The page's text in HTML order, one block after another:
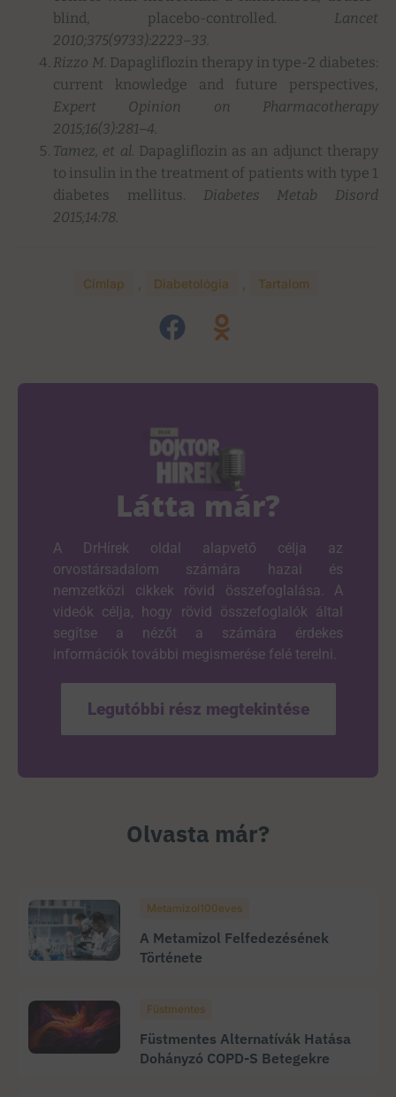
blind, placebo-controlled. Lancet
2010;375(9733):2223–33.
Rizzo M. Dapagliflozin therapy in type-2 diabetes:
current knowledge and future perspectives,
Expert Opinion on Pharmacotherapy
2015;16(3):281–4.
Tamez, et al. Dapagliflozin as an adjunct therapy
to insulin in the treatment of patients with type 1
diabetes mellitus. Diabetes Metab Disord
2015;14:78.
Címlap Diabetológia Tartalom
Látta már?
A DrHírek oldal alapvető célja az
orvostársadalom számára hazai és
nemzetközi cikkek rövid összefoglalása. A
videók célja, hogy rövid összefoglalók által
segítse a nézőt a számára érdekes
információk további megismerése felé terelni.
Legutóbbi rész megtekintése
Olvasta már?
Metamizol100eves
A Metamizol Felfedezésének
Története
Füstmentes
Füstmentes Alternatívák Hatása
Dohányzó COPD-S Betegekre